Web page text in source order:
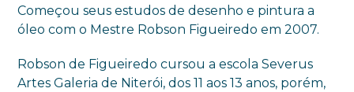
Começou seus estudos de desenho e pintura a
óleo com o Mestre Robson Figueiredo em 2007.
Robson de Figueiredo cursou a escola Severus
Artes Galeria de Niterói, dos 11 aos 13 anos, porém,